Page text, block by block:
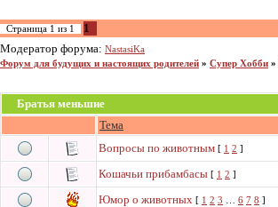
Страница 1 из 1
1
Модератор форума: NastasiKa
Форум для будущих и настоящих родителей » Супер Хобби »
Братья меньшие
Тема
Вопросы по животным [ 1 2 ]
Кошачьи прибамбасы [ 1 2 ]
Юмор о животных [ 1 2 3 6 7 8 ]